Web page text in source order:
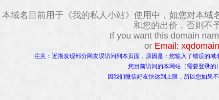
本域名目前用于《我的私人小站》使用中，如您对本
和您的出价，否则不
If you want this domain
or Email:
注意：近期发现部分网友误访问到本页面，原因是：您输入了错误的
您目前访问的本网站（需要登录
因我们微信好友快达到上限，所以您如果